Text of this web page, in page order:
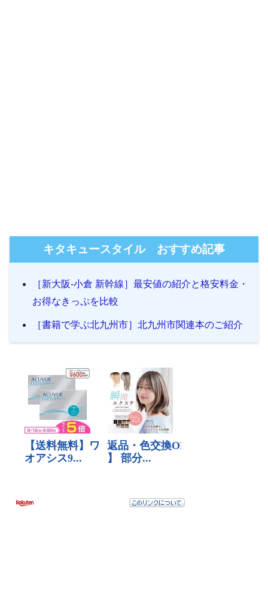
キタキュースタイル おすすめ記事
［新大阪-小倉 新幹線］最安値の紹介と格安料金・
お得なきっぷを比較
［書籍で学ぶ北九州市］北九州市関連本のご紹介